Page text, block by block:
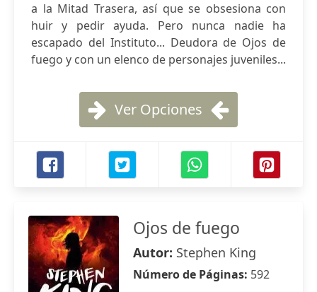
a la Mitad Trasera, así que se obsesiona con
huir y pedir ayuda. Pero nunca nadie ha
escapado del Instituto... Deudora de Ojos de
fuego y con un elenco de personajes juveniles...
Ver Opciones
Ojos de fuego
Autor: Stephen King
Número de Páginas: 592